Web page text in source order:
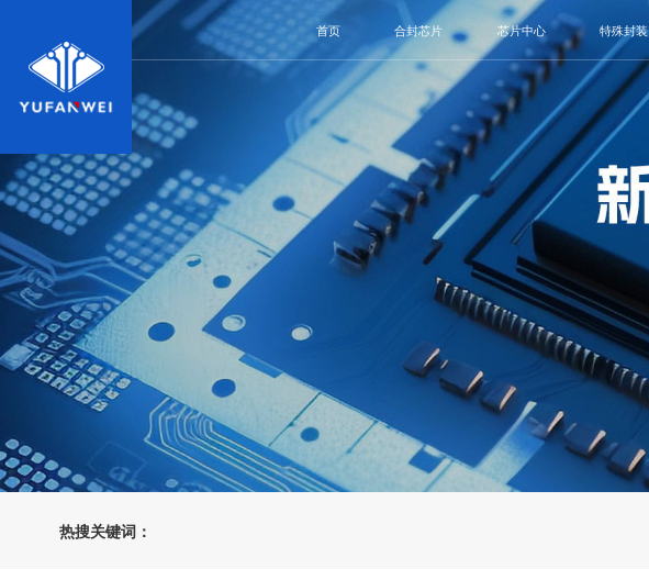
首页 合封芯片 芯片中心 特殊封装
热搜关键词：